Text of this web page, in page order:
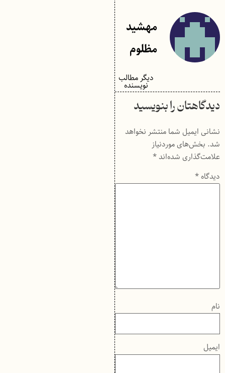
مهشید
مظلوم
دیگر مطالب
نویسنده
دیدگاهتان را بنویسید
نشانی ایمیل شما منتشر نخواهد
شد. بخش‌های موردنیاز
علامت‌گذاری شده‌اند*
دیدگاه*
نام
ایمیل